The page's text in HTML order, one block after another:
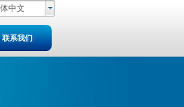
联系我们
中文